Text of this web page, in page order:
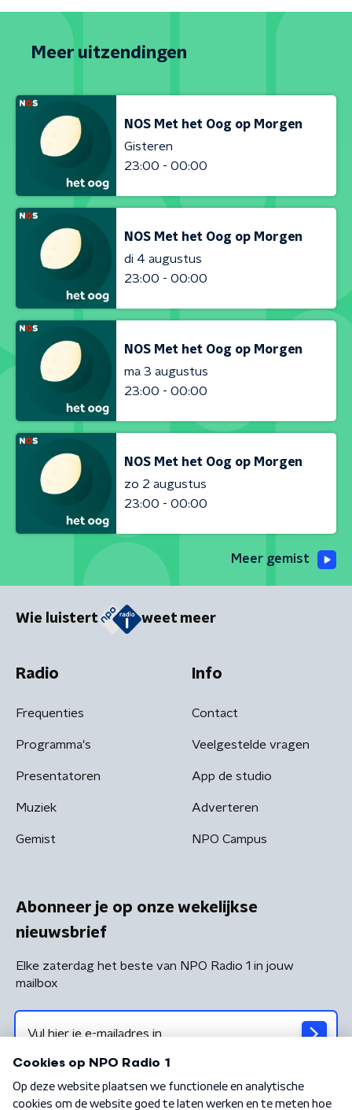
Meer uitzendingen
NOS Met het Oog op Morgen
Gisteren
23:00 - 00:00
NOS Met het Oog op Morgen
di 4 augustus
23:00 - 00:00
NOS Met het Oog op Morgen
ma 3 augustus
23:00 - 00:00
NOS Met het Oog op Morgen
zo 2 augustus
23:00 - 00:00
Meer gemist
Wie luistert weet meer
Radio
Frequenties
Programma's
Presentatoren
Muziek
Gemist
Info
Contact
Veelgestelde vragen
App de studio
Adverteren
NPO Campus
Abonneer je op onze wekelijkse
nieuwsbrief
Elke zaterdag het beste van NPO Radio 1 in jouw
mailbox